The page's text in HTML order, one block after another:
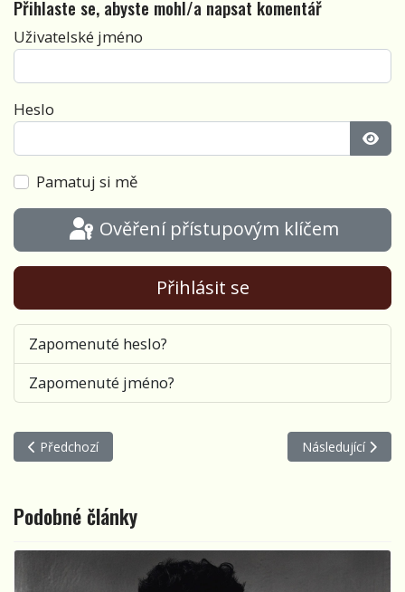
Přihlaste se, abyste mohl/a napsat komentář
Uživatelské jméno
Heslo
Pamatuj si mě
Ověření přístupovým klíčem
Přihlásit se
Zapomenuté heslo?
Zapomenuté jméno?
Předchozí článek: ŠTAFETA EPORTÝRA: Adéla Jonášová se ptá
Předchozí Další článek:
Následující
Podobné články